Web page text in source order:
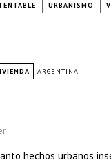
URBANISMO
ARGENTINA
hechos urbanos